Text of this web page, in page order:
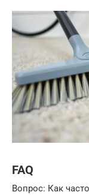
FAQ
Вопрос: Как